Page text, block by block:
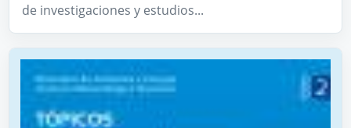
de investigaciones y estudios...